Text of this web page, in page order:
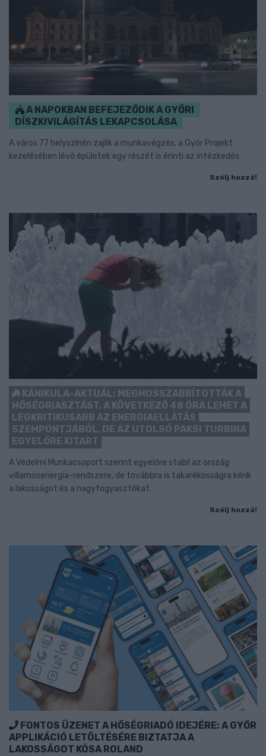
A NAPOKBAN BEFEJEZŐDIK A GYŐRI
DÍSZKIVILÁGÍTÁS LEKAPCSOLÁSA
A város 77 helyszínén zajlik a munkavégzés, a Győr Projekt
kezelésében lévő épületek egy részét is érinti az intézkedés.
Szólj hozzá!
KÁNIKULA-AKTUÁL: MEGHOSSZABBÍTOTTÁK A
HŐSÉGRIASZTÁST, A KÖVETKEZŐ 48 ÓRA LEHET A
LEGKRITIKUSABB AZ ENERGIAELLÁTÁS
SZEMPONTJÁBÓL, DE AZ UTOLSÓ PAKSI TURBINA
EGYELŐRE KITART
A Védelmi Munkacsoport szerint egyelőre stabil az ország
villamosenergia-rendszere, de továbbra is takarékosságra kérik
a lakosságot és a nagyfogyasztókat.
Szólj hozzá!
FONTOS ÜZENET A HŐSÉGRIADÓ IDEJÉRE: A GYŐR
APPLIKÁCIÓ LETÖLTÉSÉRE BIZTATJA A
LAKOSSÁGOT KÓSA ROLAND